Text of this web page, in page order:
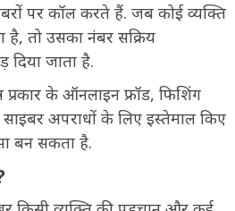
पर कॉल करते हैं. जब कोई व्यक्ति
है, तो उसका नंबर सक्रिय
दिया जाता है.
प्रकार के ऑनलाइन फ्रॉड, फिशिंग
अपराधों के लिए इस्तेमाल किए
बन सकता है.